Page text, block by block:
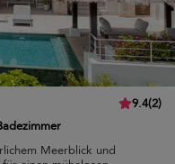
9.4(2)
Meerblick und